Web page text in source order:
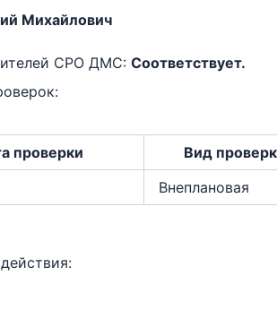
Михайлович
СРО ДМС: Соответствует.
проверки Вид
Внеплановая